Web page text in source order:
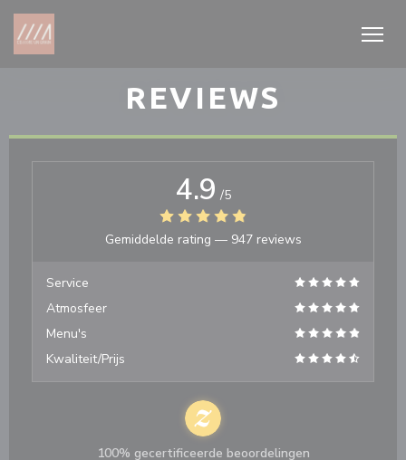
Cookies beheer paneel
REVIEWS
4.9 /5
Gemiddelde rating — 947 reviews
Service
Atmosfeer
Menu's
Kwaliteit/Prijs
100% gecertificeerde beoordelingen